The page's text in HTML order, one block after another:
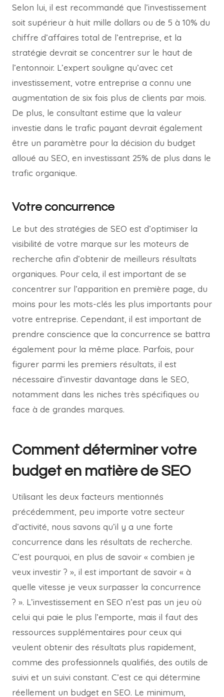
Selon lui, il est recommandé que l’investissement
soit supérieur à huit mille dollars ou de 5 à 10% du
chiffre d’affaires total de l’entreprise, et la
stratégie devrait se concentrer sur le haut de
l’entonnoir. L’expert souligne qu’avec cet
investissement, votre entreprise a connu une
augmentation de six fois plus de clients par mois.
De plus, le consultant estime que la valeur
investie dans le trafic payant devrait également
être un paramètre pour la décision du budget
alloué au SEO, en investissant 25% de plus dans le
trafic organique.
Votre concurrence
Le but des stratégies de SEO est d’optimiser la
visibilité de votre marque sur les moteurs de
recherche afin d’obtenir de meilleurs résultats
organiques. Pour cela, il est important de se
concentrer sur l’apparition en première page, du
moins pour les mots-clés les plus importants pour
votre entreprise. Cependant, il est important de
prendre conscience que la concurrence se battra
également pour la même place. Parfois, pour
figurer parmi les premiers résultats, il est
nécessaire d’investir davantage dans le SEO,
notamment dans les niches très spécifiques ou
face à de grandes marques.
Comment déterminer votre
budget en matière de SEO
Utilisant les deux facteurs mentionnés
précédemment, peu importe votre secteur
d’activité, nous savons qu’il y a une forte
concurrence dans les résultats de recherche.
C’est pourquoi, en plus de savoir « combien je
veux investir ? », il est important de savoir « à
quelle vitesse je veux surpasser la concurrence
? ». L’investissement en SEO n’est pas un jeu où
celui qui paie le plus l’emporte, mais il faut des
ressources supplémentaires pour ceux qui
veulent obtenir des résultats plus rapidement,
comme des professionnels qualifiés, des outils de
suivi et un suivi constant. C’est ce qui détermine
réellement un budget en SEO. Le minimum,